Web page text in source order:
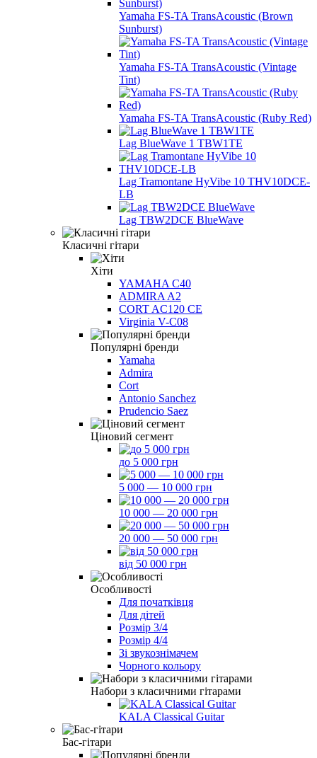
Yamaha FS-TA TransAcoustic (Brown
Sunburst)
Yamaha FS-TA TransAcoustic (Vintage
Tint)
Yamaha FS-TA TransAcoustic (Ruby Red)
Lag BlueWave 1 TBW1TE
Lag Tramontane HyVibe 10 THV10DCE-
LB
Lag TBW2DCE BlueWave
Класичні гітари
Хіти
YAMAHA C40
ADMIRA A2
CORT AC120 CE
Virginia V-C08
Популярні бренди
Yamaha
Admira
Cort
Antonio Sanchez
Prudencio Saez
Ціновий сегмент
до 5 000 грн
5 000 — 10 000 грн
10 000 — 20 000 грн
20 000 — 50 000 грн
від 50 000 грн
Особливості
Для початківця
Для дітей
Розмір 3/4
Розмір 4/4
Зі звукознімачем
Чорного кольору
Набори з класичними гітарами
KALA Classical Guitar
Бас-гітари